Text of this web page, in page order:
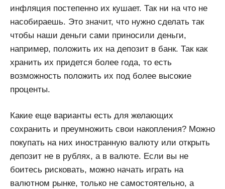
инфляция постепенно их кушает. Так ни на что не
насобираешь. Это значит, что нужно сделать так
чтобы наши деньги сами приносили деньги,
например, положить их на депозит в банк. Так как
хранить их придется более года, то есть
возможность положить их под более высокие
проценты.
Какие еще варианты есть для желающих
сохранить и преумножить свои накопления? Можно
покупать на них иностранную валюту или открыть
депозит не в рублях, а в валюте. Если вы не
боитесь рисковать, можно начать играть на
валютном рынке, только не самостоятельно, а